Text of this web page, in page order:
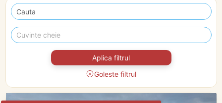
Aplica filtrul
Goleste filtrul